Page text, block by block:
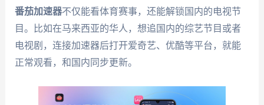
番茄加速器不仅能看体育赛事，还能解锁国内的电视节
目。比如在马来西亚的华人，想追国内的综艺节目或者
电视剧，连接加速器后打开爱奇艺、优酷等平台，就能
正常观看，和国内同步更新。